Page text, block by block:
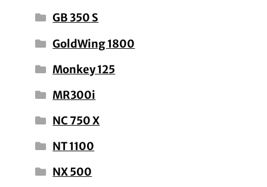
GB 350 S
GoldWing 1800
Monkey 125
MR300i
NC 750 X
NT 1100
NX 500